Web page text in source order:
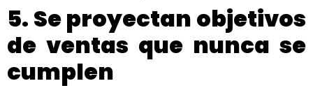
5. Se proyectan objetivos
de ventas que nunca se
cumplen